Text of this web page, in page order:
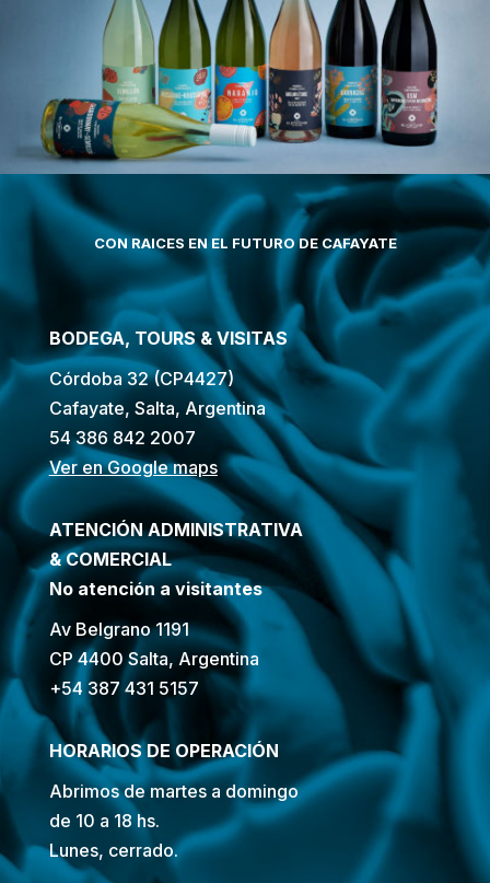
CON RAICES EN EL FUTURO DE CAFAYATE
BODEGA, TOURS & VISITAS
Córdoba 32 (CP4427)
Cafayate, Salta, Argentina
54 386 842 2007
Ver en Google maps
ATENCIÓN ADMINISTRATIVA
& COMERCIAL
No atención a visitantes
Av Belgrano 1191
CP 4400 Salta, Argentina
+54 387 431 5157
HORARIOS DE OPERACIÓN
Abrimos de martes a domingo
de 10 a 18 hs.
Lunes, cerrado.